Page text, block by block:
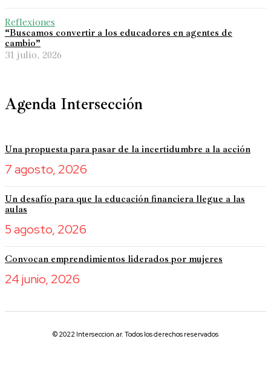
Reflexiones
“Buscamos convertir a los educadores en agentes de
cambio”
31 julio, 2026
Agenda Intersección
Una propuesta para pasar de la incertidumbre a la acción
7 agosto, 2026
Un desafío para que la educación financiera llegue a las
aulas
5 agosto, 2026
Convocan emprendimientos liderados por mujeres
24 junio, 2026
© 2022 Interseccion.ar. Todos los derechos reservados